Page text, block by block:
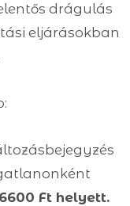
drágulás
eljárásokban
Ft helyett.